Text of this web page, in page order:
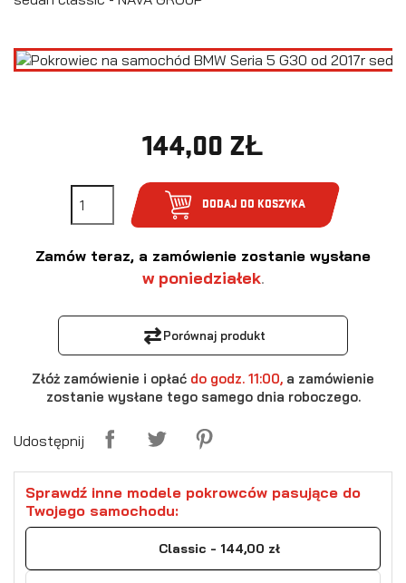
144,00 ZŁ
DODAJ DO KOSZYKA
Zamów teraz, a zamówienie zostanie wysłane
w poniedziałek.
⇄ Porównaj produkt
Złóż zamówienie i opłać do godz. 11:00, a zamówienie
zostanie wysłane tego samego dnia roboczego.
Udostępnij
Sprawdź inne modele pokrowców pasujące do
Twojego samochodu:
Classic - 144,00 zł